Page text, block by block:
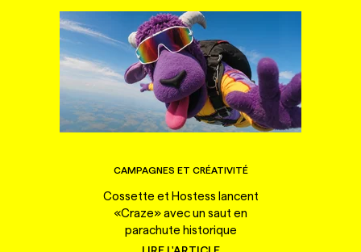
CAMPAGNES ET CRÉATIVITÉ
Cossette et Hostess lancent
«Craze» avec un saut en
parachute historique